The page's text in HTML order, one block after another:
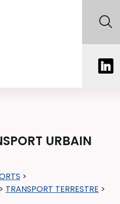
URBAIN
>
> TRANSPORT TERRESTRE >